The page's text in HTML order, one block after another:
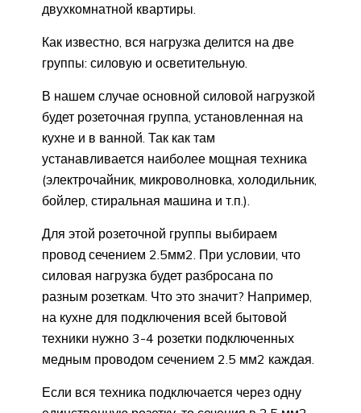
двухкомнатной квартиры.
Как известно, вся нагрузка делится на две
группы: силовую и осветительную.
В нашем случае основной силовой нагрузкой
будет розеточная группа, установленная на
кухне и в ванной. Так как там
устанавливается наиболее мощная техника
(электрочайник, микроволновка, холодильник,
бойлер, стиральная машина и т.п.).
Для этой розеточной группы выбираем
провод сечением 2.5мм2. При условии, что
силовая нагрузка будет разбросана по
разным розеткам. Что это значит? Например,
на кухне для подключения всей бытовой
техники нужно 3-4 розетки подключенных
медным проводом сечением 2.5 мм2 каждая.
Если вся техника подключается через одну